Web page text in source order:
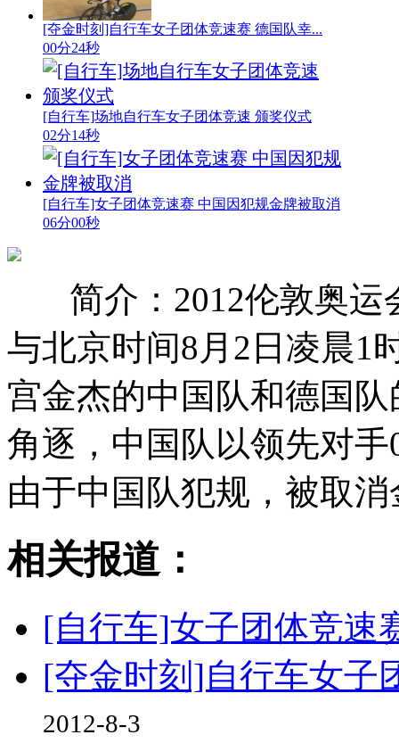
[夺金时刻]自行车女子团体竞速赛 德国队幸...
00分24秒
[自行车]场地自行车女子团体竞速 颁奖仪式
02分14秒
[自行车]女子团体竞速赛 中国因犯规金牌被取消
06分00秒
简介：2012伦敦奥
与北京时间8月2日凌晨1
宫金杰的中国队和德国
角逐，中国队以领先对
由于中国队犯规，被取
相关报道：
[自行车]女子团体竞速
[夺金时刻]自行车女子
2012-8-3